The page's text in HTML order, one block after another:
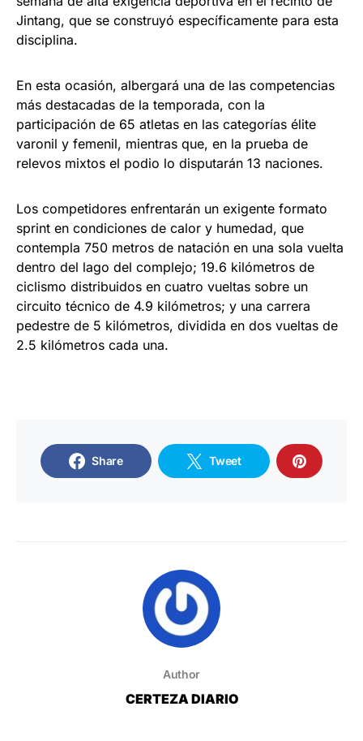
Jintang, que se construyó específicamente para esta
disciplina.
En esta ocasión, albergará una de las competencias
más destacadas de la temporada, con la
participación de 65 atletas en las categorías élite
varonil y femenil, mientras que, en la prueba de
relevos mixtos el podio lo disputarán 13 naciones.
Los competidores enfrentarán un exigente formato
sprint en condiciones de calor y humedad, que
contempla 750 metros de natación en una sola vuelta
dentro del lago del complejo; 19.6 kilómetros de
ciclismo distribuidos en cuatro vueltas sobre un
circuito técnico de 4.9 kilómetros; y una carrera
pedestre de 5 kilómetros, dividida en dos vueltas de
2.5 kilómetros cada una.
Share Tweet
Author
CERTEZA DIARIO